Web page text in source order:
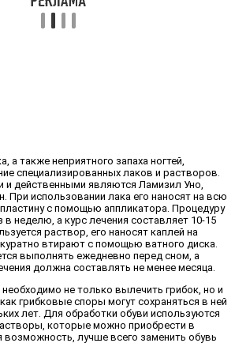
а также неприятного запаха ногтей,
специализированных лаков и растворов.
и действенными являются Ламизил Уно,
При использовании лака его наносят на всю
с помощью аппликатора. Процедуру
в неделю, а курс лечения составляет 10-15
раствор, его наносят каплей на
втирают с помощью ватного диска.
выполнять ежедневно перед сном, а
должна составлять не менее месяца.
необходимо не только вылечить грибок, но и
грибковые споры могут сохраняться в ней
лет. Для обработки обуви используются
которые можно приобрести в
возможность, лучше всего заменить обувь